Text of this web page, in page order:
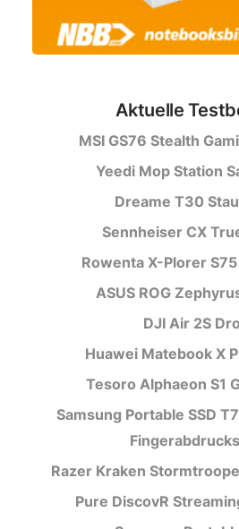
Aktuelle
MSI GS76 Stealth
Yeedi Mop Station
Dreame T30
Sennheiser CX
Rowenta X-Plorer
ASUS ROG
DJI Air 2S
Huawei Matebook X
Tesoro Alphaeon S1
Samsung Portable SSD
Razer Kraken
Pure DiscovR